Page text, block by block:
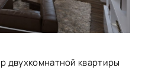
двухкомнатной квартиры